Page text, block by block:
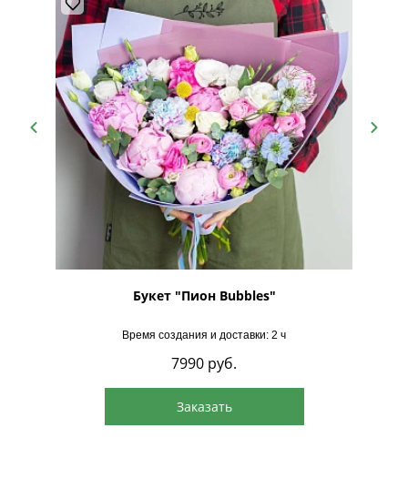
Букет "Пион Bubbles"
Время создания и доставки: 2 ч
7990 руб.
Заказать